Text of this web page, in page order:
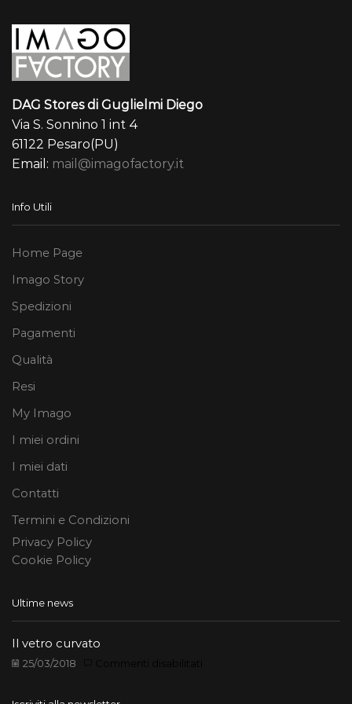
DAG Stores di Guglielmi Diego
Via S. Sonnino 1 int 4
61122 Pesaro(PU)
Email: mail@imagofactory.it
Info Utili
Home Page
Imago Story
Spedizioni
Pagamenti
Qualità
Resi
My Imago
I miei ordini
I miei dati
Contatti
Termini e Condizioni
Privacy Policy
Cookie Policy
Ultime news
Il vetro curvato
25/03/2018